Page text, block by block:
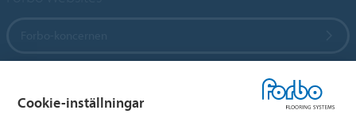
Cookie-inställningar